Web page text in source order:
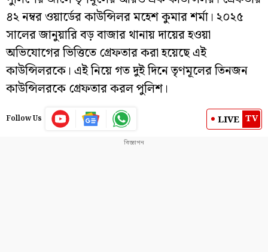
৪২ নম্বর ওয়ার্ডের কাউন্সিলর মহেশ কুমার শর্মা। ২০২৫
সালের জানুয়ারি বড় বাজার থানায় দায়ের হওয়া
অভিযোগের ভিত্তিতে গ্রেফতার করা হয়েছে এই
কাউন্সিলরকে। এই নিয়ে গত দুই দিনে তৃণমূলের তিনজন
কাউন্সিলরকে গ্রেফতার করল পুলিশ।
Follow Us LIVE TV